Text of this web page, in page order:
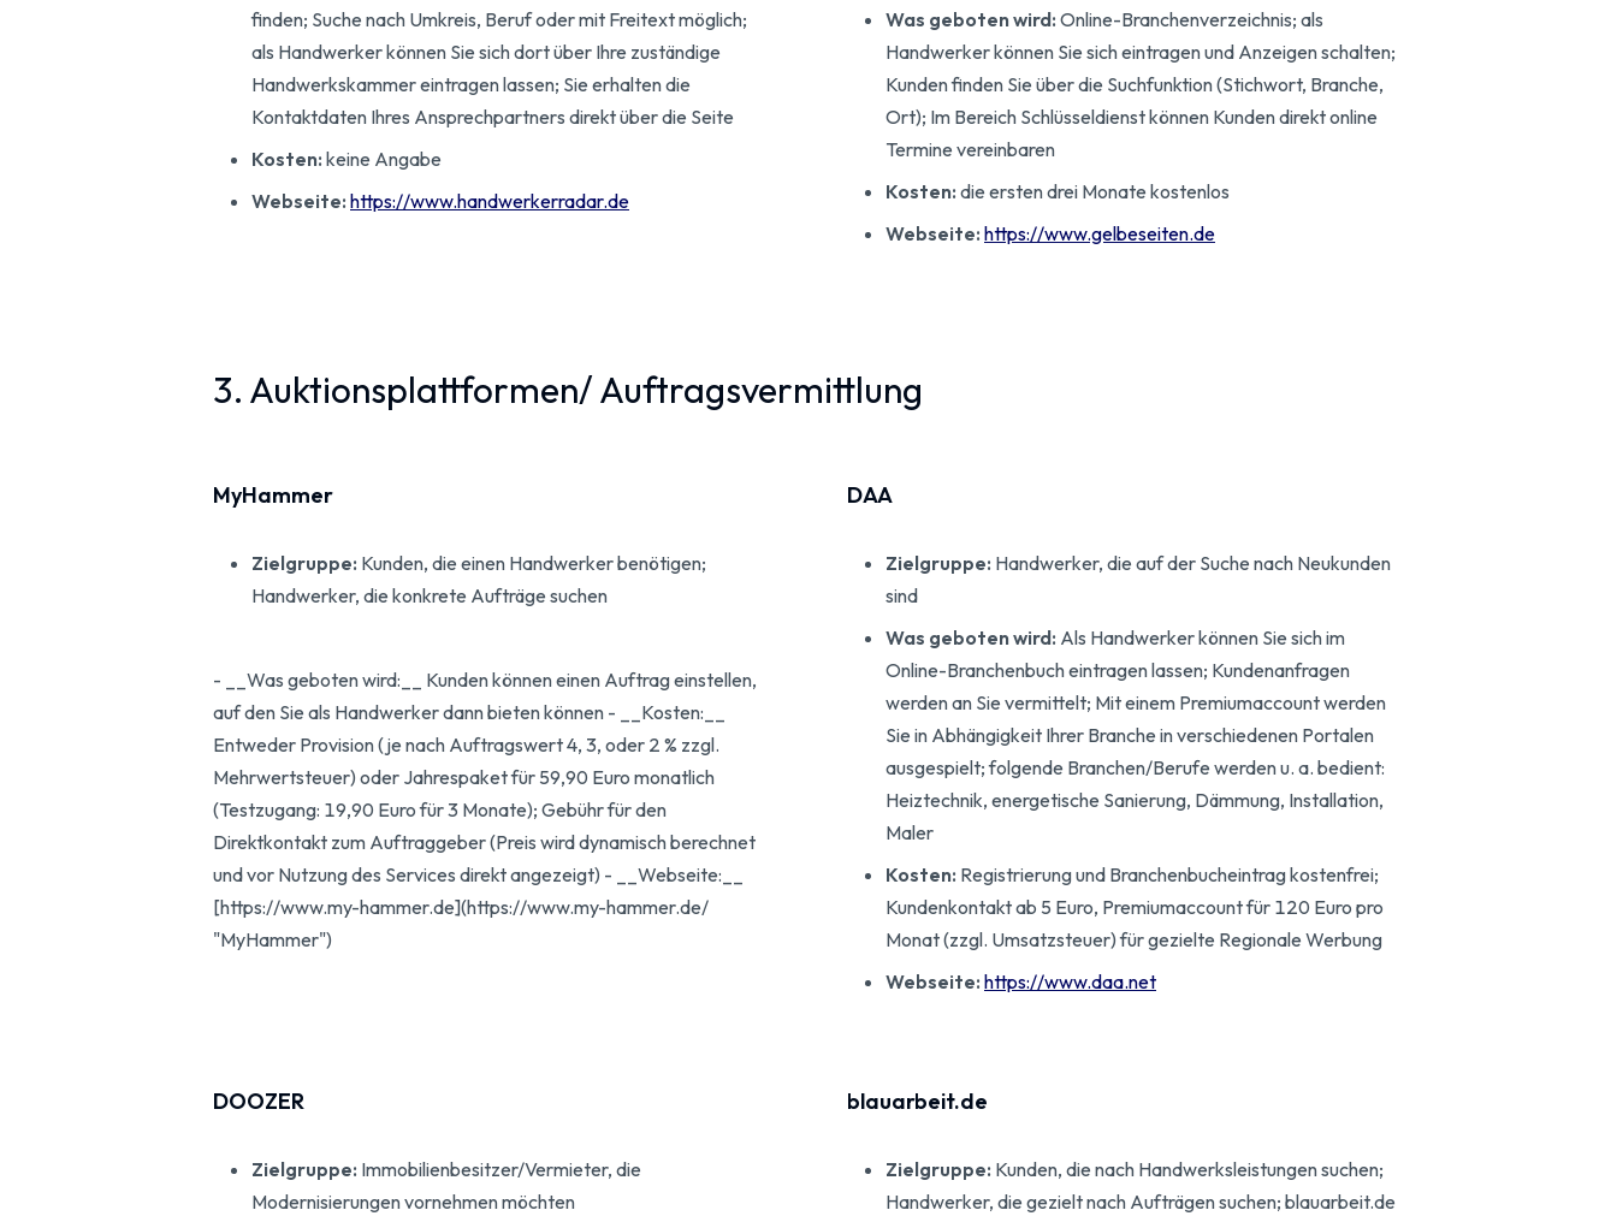
finden; Suche nach Umkreis, Beruf oder mit Freitext möglich;
als Handwerker können Sie sich dort über Ihre zuständige
Handwerkskammer eintragen lassen; Sie erhalten die
Kontaktdaten Ihres Ansprechpartners direkt über die Seite
Kosten: keine Angabe
Webseite: https://www.handwerkerradar.de
Was geboten wird: Online-Branchenverzeichnis; als
Handwerker können Sie sich eintragen und Anzeigen schalten;
Kunden finden Sie über die Suchfunktion (Stichwort, Branche,
Ort); Im Bereich Schlüsseldienst können Kunden direkt online
Termine vereinbaren
Kosten: die ersten drei Monate kostenlos
Webseite: https://www.gelbeseiten.de
3. Auktionsplattformen/ Auftragsvermittlung
MyHammer
Zielgruppe: Kunden, die einen Handwerker benötigen;
Handwerker, die konkrete Aufträge suchen
- __Was geboten wird:__ Kunden können einen Auftrag einstellen,
auf den Sie als Handwerker dann bieten können - __Kosten:__
Entweder Provision (je nach Auftragswert 4, 3, oder 2 % zzgl.
Mehrwertsteuer) oder Jahrespaket für 59,90 Euro monatlich
(Testzugang: 19,90 Euro für 3 Monate); Gebühr für den
Direktkontakt zum Auftraggeber (Preis wird dynamisch berechnet
und vor Nutzung des Services direkt angezeigt) - __Webseite:__
[https://www.my-hammer.de](https://www.my-hammer.de/
"MyHammer")
DAA
Zielgruppe: Handwerker, die auf der Suche nach Neukunden
sind
Was geboten wird: Als Handwerker können Sie sich im
Online-Branchenbuch eintragen lassen; Kundenanfragen
werden an Sie vermittelt; Mit einem Premiumaccount werden
Sie in Abhängigkeit Ihrer Branche in verschiedenen Portalen
ausgespielt; folgende Branchen/Berufe werden u. a. bedient:
Heiztechnik, energetische Sanierung, Dämmung, Installation,
Maler
Kosten: Registrierung und Branchenbucheintrag kostenfrei;
Kundenkontakt ab 5 Euro, Premiumaccount für 120 Euro pro
Monat (zzgl. Umsatzsteuer) für gezielte Regionale Werbung
Webseite: https://www.daa.net
DOOZER
Zielgruppe: Immobilienbesitzer/Vermieter, die
Modernisierungen vornehmen möchten
blauarbeit.de
Zielgruppe: Kunden, die nach Handwerksleistungen suchen;
Handwerker, die gezielt nach Aufträgen suchen; blauarbeit.de